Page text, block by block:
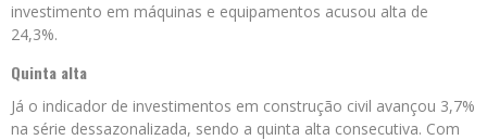
investimento em máquinas e equipamentos acusou alta de
24,3%.
Quinta alta
Já o indicador de investimentos em construção civil avançou 3,7%
na série dessazonalizada, sendo a quinta alta consecutiva. Com